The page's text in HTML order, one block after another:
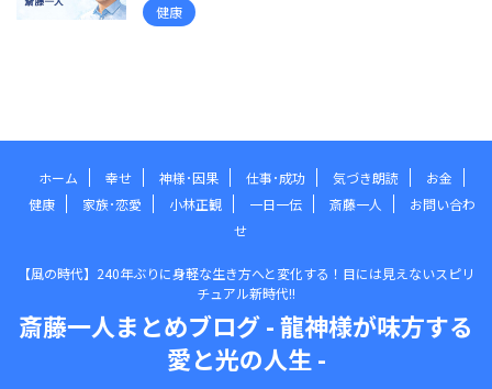
健康
ホーム 幸せ 神様･因果 仕事･成功 気づき朗読
お金
健康
家族･恋愛 小林正観 一日一伝 斎藤一人
お問い合わ
せ
【風の時代】240年ぶりに身軽な生き方へと変化する！目には見えないスピリ
チュアル新時代!!
斎藤一人まとめブログ - 龍神様が味方する
愛と光の人生 -